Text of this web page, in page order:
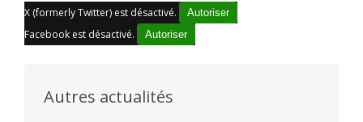
X (formerly Twitter) est désactivé. Autoriser
Facebook est désactivé. Autoriser
Autres actualités